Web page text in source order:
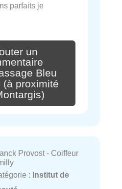
parfaits je
un
Bleu
(à proximité
Provost - Coiffeur
: Institut de